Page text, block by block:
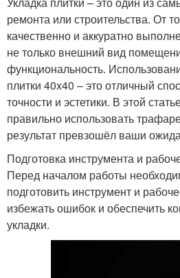
ремонта или строительства. От
качественно и аккуратно
не только внешний вид
функциональность.
плитки 40x40 – это отличный
точности и эстетики. В этой
правильно использовать
результат превзошёл ваши
Подготовка инструмента и
Перед началом работы
подготовить инструмент и
избежать ошибок и обеспечить
укладки.